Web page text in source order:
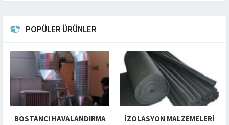
POPÜLER ÜRÜNLER
BOSTANCI HAVALANDIRMA İZOLASYON MALZEMELERİ